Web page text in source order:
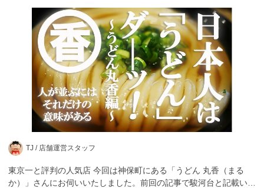
TJ / 店舗運営スタッフ
東京一と評判の人気店 今回は神保町にある「うどん 丸香（まる
か）」さんにお伺いいたしました。前回の記事で駿河台と記載い…